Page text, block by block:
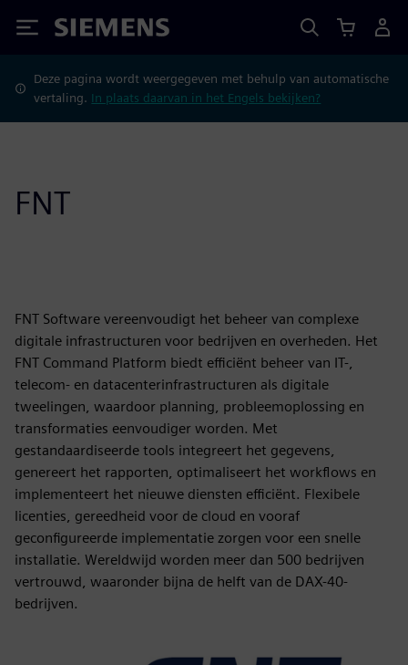
Siemens
Deze pagina wordt weergegeven met behulp van automatische
vertaling. In plaats daarvan in het Engels bekijken?
FNT
FNT Software vereenvoudigt het beheer van complexe
digitale infrastructuren voor bedrijven en overheden. Het
FNT Command Platform biedt efficiënt beheer van IT-,
telecom- en datacenterinfrastructuren als digitale
tweelingen, waardoor planning, probleemoplossing en
transformaties eenvoudiger worden. Met
gestandaardiseerde tools integreert het gegevens,
genereert het rapporten, optimaliseert het workflows en
implementeert het nieuwe diensten efficiënt. Flexibele
licenties, gereedheid voor de cloud en vooraf
geconfigureerde implementatie zorgen voor een snelle
installatie. Wereldwijd worden meer dan 500 bedrijven
vertrouwd, waaronder bijna de helft van de DAX-40-
bedrijven.